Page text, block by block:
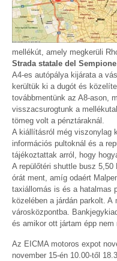
mellékút, amely megkerüli
Strada statale del Sempione
A4-es autópálya kijárata a
kerültük ki a dugót és
továbbmentünk az A8-ason,
visszacsurogtunk a
tömeg volt a pénztáraknál.
A kiállításról még viszonylag
információs pultoknál és a
tájékoztattak arról, hogy
A repülőtéri shuttle busz
órát ment, amíg odaért
taxiállomás is és a hatalmas
közelében a járdán parkolt.
városközpontba.
és amikor ott jártam épp nem
Az EICMA motoros expot
november 15-én 10.00-től